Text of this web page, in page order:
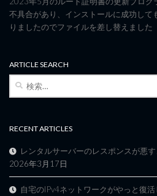
不具合があり、インストールに成功して
りましたのでファイルを差し替えました
ARTICLE SEARCH
RECENT ARTICLES
レンタルサーバーのレスポンスが悪
2026年3月17日
自宅のIPv4ネットワークがやっと復